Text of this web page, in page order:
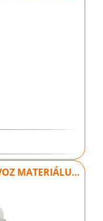
MATERIÁLU…